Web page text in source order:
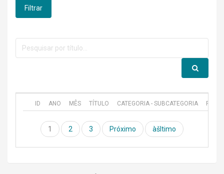
Filtrar
ID ANO MÊS TÍTULO CATEGORIA - SUBCATEGORIA
1 2 3 Próximo àšltimo